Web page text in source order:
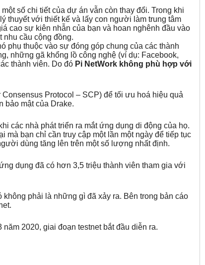
số chi tiết của dự án vẫn còn thay đổi. Trong khi
thuyết với thiết kế và lấy con người làm trung tâm
cao sự kiên nhẫn của bạn và hoan nghênh đầu vào
nhu cầu cộng đồng.
phụ thuộc vào sự đóng góp chung của các thành
những gã khổng lồ công nghệ (ví dụ: Facebook,
thành viên. Do đó Pi NetWork không phù hợp với
Protocol – SCP) để tối ưu hoá hiệu quả
bảo mật của Drake.
các nhà phát triển ra mắt ứng dụng di động của họ.
bạn chỉ cần truy cập một lần một ngày để tiếp tục
dùng tăng lên trên một số lượng nhất định.
dụng đã có hơn 3,5 triệu thành viên tham gia với
phải là những gì đã xảy ra. Bên trong bản cáo
2020, giai đoạn testnet bắt đầu diễn ra.